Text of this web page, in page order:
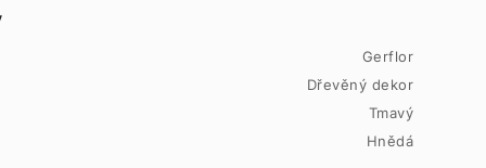
Gerflor
Dřevěný dekor
Tmavý
Hnědá